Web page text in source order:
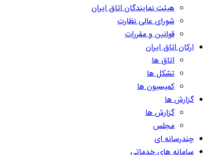
هیئت نمایندگان اتاق ایران
شورای عالی نظارت
قوانین و مقررات
ارکان اتاق ایران
اتاق ها
تشکل ها
کمیسیون ها
گزارش ها
گزارش ها
مجلس
چندرسانه ای
سامانه های خدماتی